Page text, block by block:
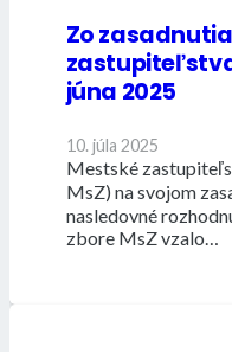
Zo
júna 2025
10. júla 2025
Mestské
MsZ) na svojom
nasledovné
zbore MsZ vzalo…